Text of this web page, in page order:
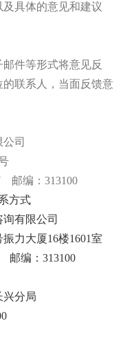
具体的意见和建议
件等形式将意见反
联系人，当面反馈意
司
邮编： 313100
方式
有限公司
振力大厦16楼1601室
邮编： 313100
兴分局